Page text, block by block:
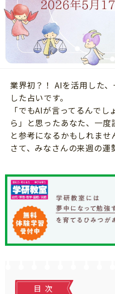
幼稚園・保育園
小学校
科学・プログラミング
教育・学習
自由研究・工作
読書感想文
本・読書
運動・あそび・ゲーム
習い事
知育
住まい
ファッション・美容
行事・イベント
親子でいっしょに
人間関係
おでかけ
家族
マネー
健康
こそだてマンガ
業界初？！ AIを活用した
した占いです。
「でもAIが言ってるんで
ら」と思ったあなた、一
と参考になるかもしれませ
さて、みなさんの来週の運
目次